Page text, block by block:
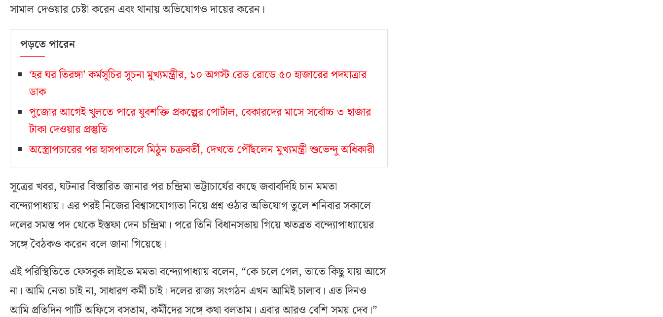
সামাল দেওয়ার চেষ্টা করেন এবং থানায় অভিযোগও দায়ের করেন।
পড়তে পারেন
‘হর ঘর তিরঙ্গা’ কর্মসূচির সূচনা মুখ্যমন্ত্রীর, ১০ অগস্ট রেড রোডে ৫০ হাজারের পদযাত্রার
ডাক
পুজোর আগেই খুলতে পারে যুবশক্তি প্রকল্পের পোর্টাল, বেকারদের মাসে সর্বোচ্চ ৩ হাজার
টাকা দেওয়ার প্রস্তুতি
অস্ত্রোপচারের পর হাসপাতালে মিঠুন চক্রবর্তী, দেখতে পৌঁছলেন মুখ্যমন্ত্রী শুভেন্দু অধিকারী
সূত্রের খবর, ঘটনার বিস্তারিত জানার পর চন্দ্রিমা ভট্টাচার্যের কাছে জবাবদিহি চান মমতা
বন্দ্যোপাধ্যায়। এর পরই নিজের বিশ্বাসযোগ্যতা নিয়ে প্রশ্ন ওঠার অভিযোগ তুলে শনিবার সকালে
দলের সমস্ত পদ থেকে ইস্তফা দেন চন্দ্রিমা। পরে তিনি বিধানসভায় গিয়ে ঋতব্রত বন্দ্যোপাধ্যায়ের
সঙ্গে বৈঠকও করেন বলে জানা গিয়েছে।
এই পরিস্থিতিতে ফেসবুক লাইভে মমতা বন্দ্যোপাধ্যায় বলেন, “কে চলে গেল, তাতে কিছু যায় আসে
না। আমি নেতা চাই না, সাধারণ কর্মী চাই। দলের রাজ্য সংগঠন এখন আমিই চালাব। এত দিনও
আমি প্রতিদিন পার্টি অফিসে বসতাম, কর্মীদের সঙ্গে কথা বলতাম। এবার আরও বেশি সময় দেব।”